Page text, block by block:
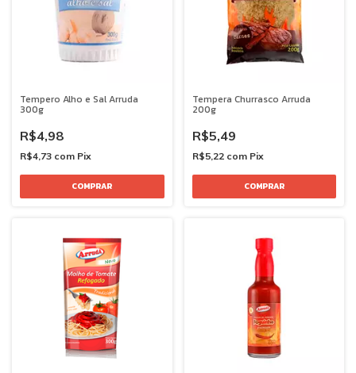
Tempero Alho e Sal Arruda
300g
R$4,98
R$4,73 com Pix
Tempera Churrasco Arruda
200g
R$5,49
R$5,22 com Pix